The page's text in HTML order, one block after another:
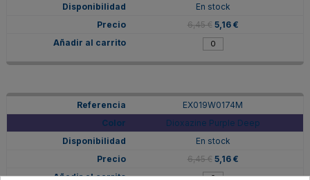
En stock
6,45 € 5,16 €
EX019W0174M
Dioxazine Purple Deep
En stock
6,45 € 5,16 €